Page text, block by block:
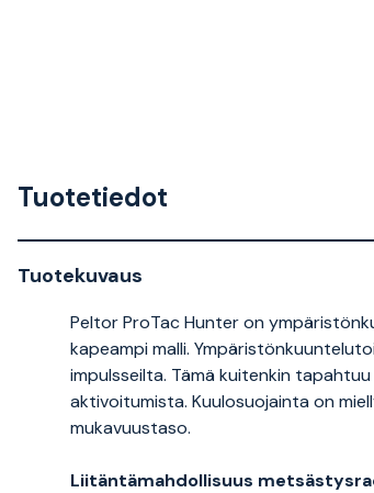
Tuotetiedot
Tuotekuvaus
Peltor ProTac Hunter on
kapeampi malli.
impulsseilta. Tämä kuitenkin
aktivoitumista. Kuulosuojainta on
mukavuustaso.
Liitäntämahdollisuus